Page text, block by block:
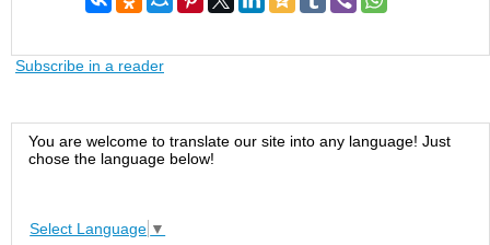
Subscribe in a reader
You are welcome to translate our site into any language! Just
chose the language below!
Select Language ▼